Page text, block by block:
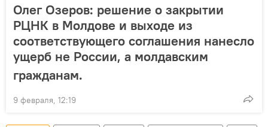
Олег Озеров: решение о закрытии
РЦНК в Молдове и выходе из
соответствующего соглашения нанесло
ущерб не России, а молдавским
гражданам.
9 февраля, 12:19